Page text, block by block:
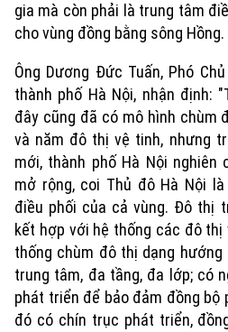
gia mà còn phải là trung tâm
cho vùng đồng bằng sông Hồng.
Ông Dương Đức Tuấn, Phó
thành phố Hà Nội, nhận định:
đây cũng đã có mô hình chùm
và năm đô thị vệ tinh, nhưng
mới, thành phố Hà Nội nghiên
mở rộng, coi Thủ đô Hà Nội
điều phối của cả vùng. Đô thị
kết hợp với hệ thống các đô
thống chùm đô thị dạng
trung tâm, đa tầng, đa lớp; có
phát triển để bảo đảm đồng bộ
đó có chín trục phát triển,